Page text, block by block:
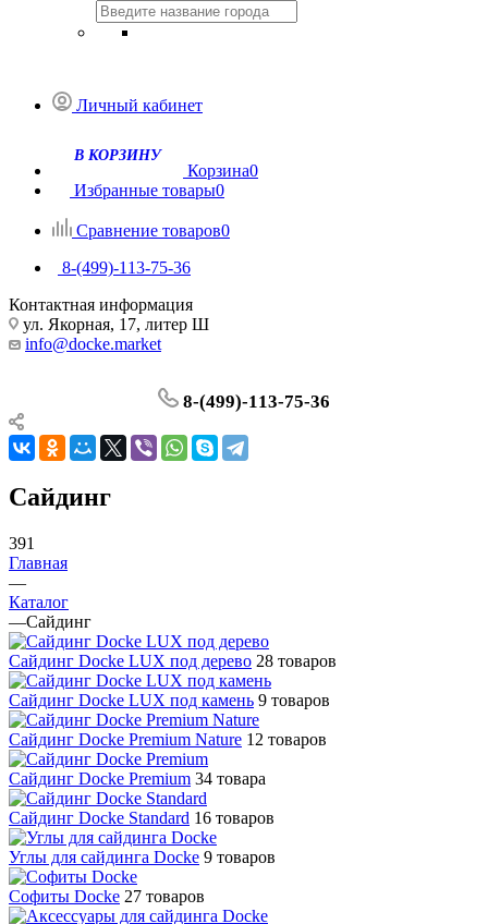
Личный кабинет
Корзина0
Избранные товары0
Сравнение товаров0
8-(499)-113-75-36
Контактная информация
ул. Якорная, 17, литер Ш
info@docke.market
8-(499)-113-75-36
Сайдинг
391
Главная
—
Каталог
—Сайдинг
Сайдинг Docke LUX под дерево 28 товаров
Сайдинг Docke LUX под камень 9 товаров
Сайдинг Docke Premium Nature 12 товаров
Сайдинг Docke Premium 34 товара
Сайдинг Docke Standard 16 товаров
Углы для сайдинга Docke 9 товаров
Софиты Docke 27 товаров